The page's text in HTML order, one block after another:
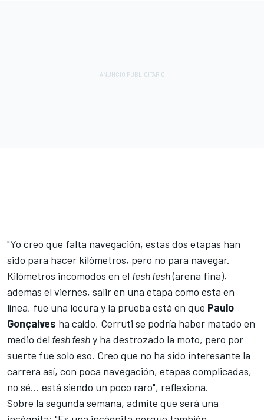
"Yo creo que falta navegación, estas dos etapas han
sido para hacer kilómetros, pero no para navegar.
Kilómetros incomodos en el fesh fesh(arena fina),
ademas el viernes, salir en una etapa como esta en
línea, fue una locura y la prueba está en que Paulo
Gonçalves ha caído, Cerruti se podría haber matado en
medio del fesh feshy ha destrozado la moto, pero por
suerte fue solo eso. Creo que no ha sido interesante la
carrera así, con poca navegación, etapas complicadas,
no sé… está siendo un poco raro", reflexiona.
Sobre la segunda semana, admite que será una